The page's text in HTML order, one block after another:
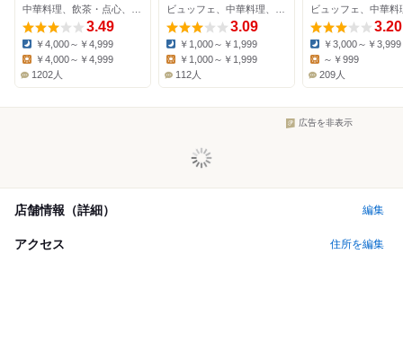
3.49
Dinner:
￥4,000～￥4,999
￥4,000～￥4,999
1202人
3.09
Dinner:
￥1,000～￥1,999
￥1,000～￥1,999
112人
店
3.20
Dinner:
￥3,000～￥3,999
～￥999
209人
広告を非表示
店舗情報（詳細） 編集
アクセス 住所を編集